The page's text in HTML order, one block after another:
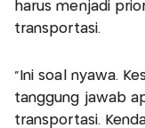
harus menjadi
transportasi.
"Ini soal nyawa.
tanggung jawab
transportasi.